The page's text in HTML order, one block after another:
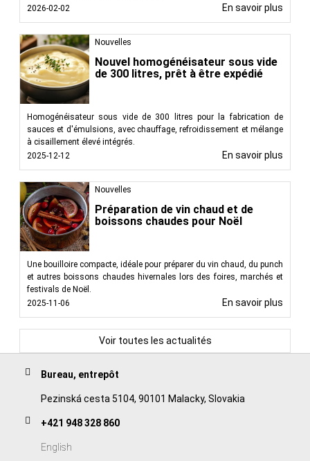
2026-02-02
En savoir plus
Nouvelles
Nouvel homogénéisateur sous vide
de 300 litres, prêt à être expédié
Homogénéisateur sous vide de 300 litres pour la fabrication de
sauces et d'émulsions, avec chauffage, refroidissement et mélange
à cisaillement élevé intégrés.
2025-12-12
En savoir plus
Nouvelles
Préparation de vin chaud et de
boissons chaudes pour Noël
Une bouilloire compacte, idéale pour préparer du vin chaud, du punch
et autres boissons chaudes hivernales lors des foires, marchés et
festivals de Noël.
2025-11-06
En savoir plus
Voir toutes les actualités
Bureau, entrepôt
Pezinská cesta 5104, 90101 Malacky, Slovakia
+421 948 328 860
English